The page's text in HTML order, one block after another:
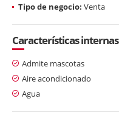
Tipo de negocio: Venta
Características internas
Admite mascotas
Aire acondicionado
Agua